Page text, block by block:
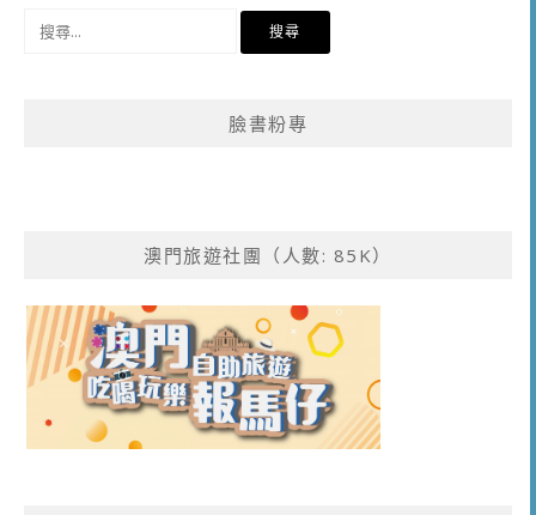
臉書粉專
澳門旅遊社團（人數: 85K）